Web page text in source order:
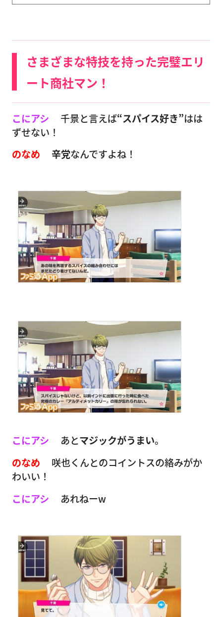
さまざまな特技を持った完璧エリ
ート商社マン！
こにアシ 千景と言えば“スパイス好き”はは
ずせない！
のなめ
辛党なんですよね！
こにアシ あとマジックがうまい。
のなめ
咲也くんとのコイントスの絡みがか
わいい！
こにアシ
あれねーw